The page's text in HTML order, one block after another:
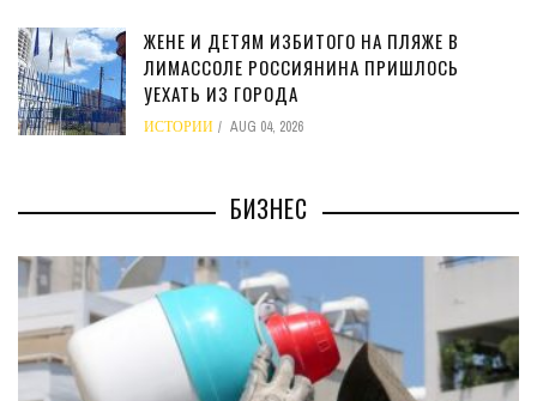
ЖЕНЕ И ДЕТЯМ ИЗБИТОГО НА ПЛЯЖЕ В
ЛИМАССОЛЕ РОССИЯНИНА ПРИШЛОСЬ
УЕХАТЬ ИЗ ГОРОДА
ИСТОРИИ AUG 04, 2026
БИЗНЕС